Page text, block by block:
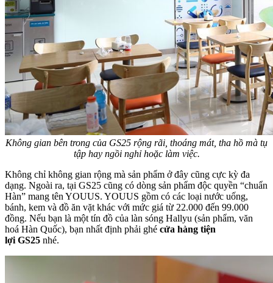
Không gian bên trong của GS25 rộng rãi, thoáng mát, tha hồ mà tụ
tập hay ngồi nghỉ hoặc làm việc.
Không chỉ không gian rộng mà sản phẩm ở đây cũng cực kỳ đa
dạng. Ngoài ra, tại GS25 cũng có dòng sản phẩm độc quyền “chuẩn
Hàn” mang tên YOUUS. YOUUS gồm có các loại nước uống,
bánh, kem và đồ ăn vặt khác với mức giá từ 22.000 đến 99.000
đồng. Nếu bạn là một tín đồ của làn sóng Hallyu (sản phẩm, văn
hoá Hàn Quốc), bạn nhất định phải ghé cửa hàng tiện
lợi GS25 nhé.